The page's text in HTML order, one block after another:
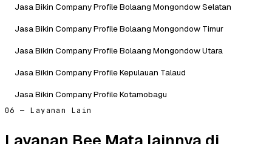
Jasa Bikin Company Profile Bolaang Mongondow Selatan
Jasa Bikin Company Profile Bolaang Mongondow Timur
Jasa Bikin Company Profile Bolaang Mongondow Utara
Jasa Bikin Company Profile Kepulauan Talaud
Jasa Bikin Company Profile Kotamobagu
06 — Layanan Lain